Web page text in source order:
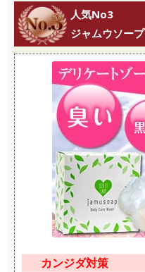
人気No3
ジャムウソープ
カンジダ対策